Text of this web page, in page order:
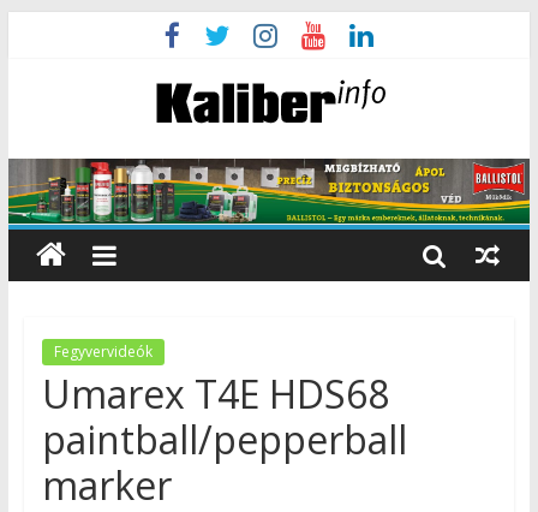
Fegyvervideók
Umarex T4E HDS68
paintball/pepperball
marker